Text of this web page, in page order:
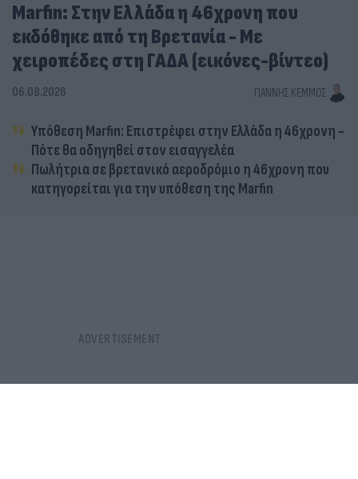
Marfin: Στην Ελλάδα η 46χρονη που
εκδόθηκε από τη Βρετανία - Με
χειροπέδες στη ΓΑΔΑ (εικόνες-βίντεο)
06.08.2026 ΓΙΆΝΝΗΣ ΚΈΜΜΟΣ
Υπόθεση Marfin: Επιστρέφει στην Ελλάδα η 46χρονη -
Πότε θα οδηγηθεί στον εισαγγελέα
Πωλήτρια σε βρετανικό αεροδρόμιο η 46χρονη που
κατηγορείται για την υπόθεση της Marfin